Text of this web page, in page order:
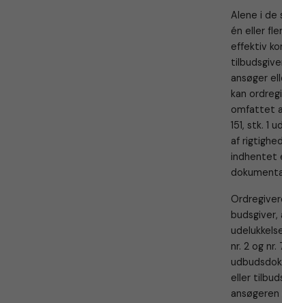
Alene i
én eller
effektiv
ansøger
kan
omfattet
151, stk. 1
af
indhentet
nr. 2 og
eller